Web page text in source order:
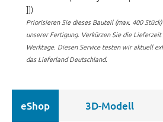
]])
Priorisieren Sie dieses Bauteil (max. 400
unserer Fertigung. Verkürzen Sie die Lieferzeit
Werktage. Diesen Service testen wir aktuell
das Lieferland Deutschland.
eShop 3D-Modell